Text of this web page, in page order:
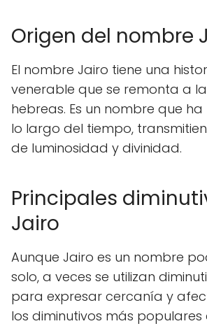
Origen del nombre
El nombre Jairo tiene una
venerable que se remonta a
hebreas. Es un nombre que
lo largo del tiempo,
de luminosidad y divinidad.
Principales
Jairo
Aunque Jairo es un nombre
solo, a veces se utilizan
para expresar cercanía y
los diminutivos más populares